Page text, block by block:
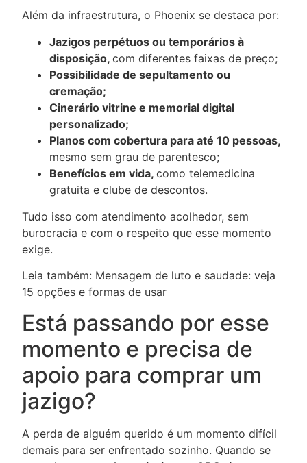
Além da infraestrutura, o Phoenix se destaca por:
Jazigos perpétuos ou temporários à
disposição, com diferentes faixas de preço;
Possibilidade de sepultamento ou
cremação;
Cinerário vitrine e memorial digital
personalizado;
Planos com cobertura para até 10 pessoas,
mesmo sem grau de parentesco;
Benefícios em vida, como telemedicina
gratuita e clube de descontos.
Tudo isso com atendimento acolhedor, sem
burocracia e com o respeito que esse momento
exige.
Leia também: Mensagem de luto e saudade: veja
15 opções e formas de usar
Está passando por esse
momento e precisa de
apoio para comprar um
jazigo?
A perda de alguém querido é um momento difícil
demais para ser enfrentado sozinho. Quando se